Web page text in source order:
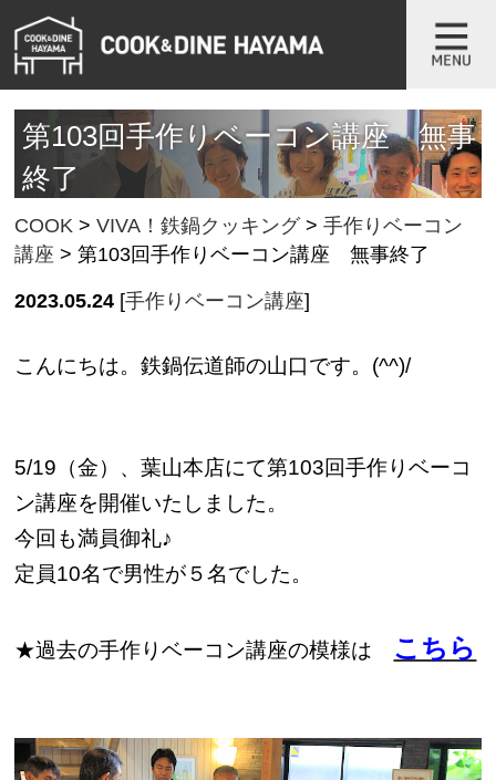
第103回手作りベーコン講座 無事
終了
COOK >VIVA！鉄鍋クッキング>手作りベーコン
講座 >第103回手作りベーコン講座 無事終了
2023.05.24 [手作りベーコン講座]
こんにちは。鉄鍋伝道師の山口です。(^^)/
5/19（金）、葉山本店にて第103回手作りベーコ
ン講座を開催いたしました。
今回も満員御礼♪
定員10名で男性が５名でした。
★過去の手作りベーコン講座の模様は こちら